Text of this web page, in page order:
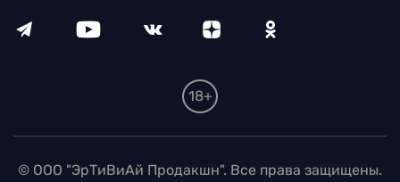
18+
© ООО "ЭрТиВиАй Продакшн". Все права защищены.